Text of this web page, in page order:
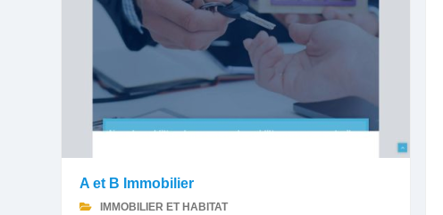
A et B Immobilier
IMMOBILIER ET HABITAT